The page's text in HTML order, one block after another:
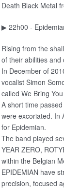
Death Black Metal
▶ 22h00 -
Rising from the
of their abilities
In December of
vocalist Simon
called We Bring
A short time
were excoriated. In
for Epidemian.
The band played
YEAR ZERO,
within the Belgian
EPIDEMIAN have
precision, focused